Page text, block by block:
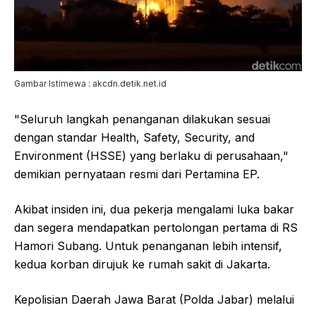
Gambar Istimewa : akcdn.detik.net.id
"Seluruh langkah penanganan dilakukan sesuai
dengan standar Health, Safety, Security, and
Environment (HSSE) yang berlaku di perusahaan,"
demikian pernyataan resmi dari Pertamina EP.
Akibat insiden ini, dua pekerja mengalami luka bakar
dan segera mendapatkan pertolongan pertama di RS
Hamori Subang. Untuk penanganan lebih intensif,
kedua korban dirujuk ke rumah sakit di Jakarta.
Kepolisian Daerah Jawa Barat (Polda Jabar) melalui